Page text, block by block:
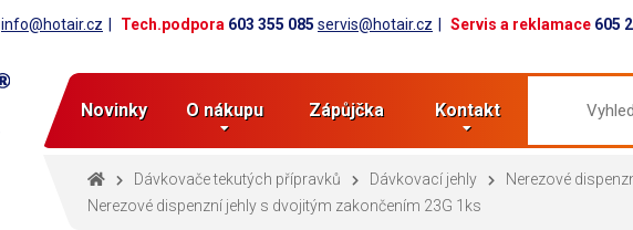
info@hotair.cz Tech.podpora 603 355 085 servis@hotair.cz Servis a reklamace 605
Novinky O nákupu Zápůjčka Kontakt
Dávkovače tekutých přípravků Dávkovací jehly
Nerezové
Nerezové dispenzní jehly s dvojitým zakončením 23G 1ks